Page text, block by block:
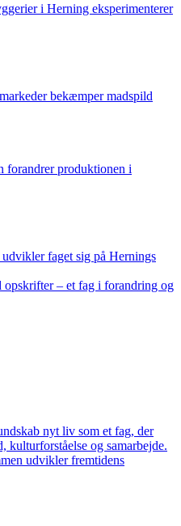
i Herning eksperimenterer
bekæmper madspild
forandrer produktionen i
faget sig på Hernings
opskrifter – et fag i forandring og
nyt liv som et fag, der
kulturforståelse og samarbejde.
udvikler fremtidens